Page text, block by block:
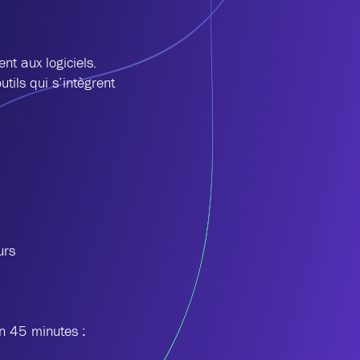
aux logiciels.
qui s’intègrent
45 minutes :